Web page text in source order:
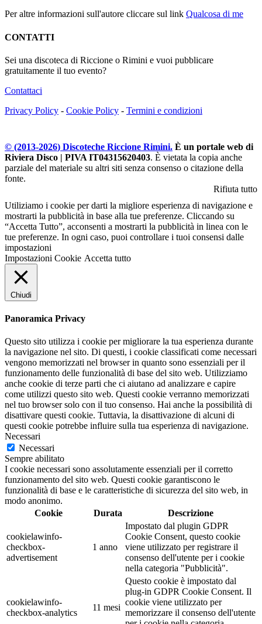
Per altre informazioni sull'autore cliccare sul link Qualcosa di me
CONTATTI
Sei una discoteca di Riccione o Rimini e vuoi pubblicare
gratuitamente il tuo evento?
Contattaci
Privacy Policy - Cookie Policy - Termini e condizioni
© (2013-2026) Discoteche Riccione Rimini. È un portale web di
Riviera Disco | PIVA IT04315620403. È vietata la copia anche
parziale del materiale su altri siti senza consenso o citazione della
fonte.
Rifiuta tutto
Utiliziamo i cookie per darti la migliore esperienza di navigazione e
mostrarti la pubblicità in base alla tue preferenze. Cliccando su
“Accetta Tutto”, acconsenti a mostrarti la pubblicità in linea con le
tue preferenze. In ogni caso, puoi controllare i tuoi consensi dalle
impostazioni
Impostazioni Cookie Accetta tutto
Chiudi
Panoramica Privacy
Questo sito utilizza i cookie per migliorare la tua esperienza durante
la navigazione nel sito. Di questi, i cookie classificati come necessari
vengono memorizzati nel browser in quanto sono essenziali per il
funzionamento delle funzionalità di base del sito web. Utilizziamo
anche cookie di terze parti che ci aiutano ad analizzare e capire
come utilizzi questo sito web. Questi cookie verranno memorizzati
nel tuo browser solo con il tuo consenso. Hai anche la possibilità di
disattivare questi cookie. Tuttavia, la disattivazione di alcuni di
questi cookie potrebbe influire sulla tua esperienza di navigazione.
Necessari
Necessari
Sempre abilitato
I cookie necessari sono assolutamente essenziali per il corretto
funzionamento del sito web. Questi cookie garantiscono le
funzionalità di base e le caratteristiche di sicurezza del sito web, in
modo anonimo.
Cookie
Durata Descrizione
cookielawinfo-
checkbox-
advertisement
1 anno
Impostato dal plugin GDPR
Cookie Consent, questo cookie
viene utilizzato per registrare il
consenso dell'utente per i cookie
nella categoria "Pubblicità".
cookielawinfo-
checkbox-analytics
11 mesi
Questo cookie è impostato dal
plug-in GDPR Cookie Consent. Il
cookie viene utilizzato per
memorizzare il consenso dell'utente